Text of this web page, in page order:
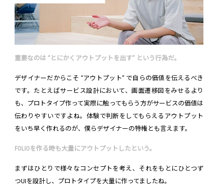
重要なのは “とにかくアウトプットを出す” という行為だ。
デザイナーだからこそ “アウトプット” で自らの価値を伝えるべき
です。たとえばサービス設計において、画面遷移図をみせるより
も、プロトタイプ作って実際に触ってもらう方がサービスの価値は
伝わりやすいですよね。体験で判断をしてもらえるアウトプット
をいち早く作れるのが、僕らデザイナーの特権とも言えます。
FOLIOを作る時も大量にアウトプットしたという。
まずはひとりで様々なコンセプトを考え、それをもとにひとつず
つUIを設計し、プロトタイプを大量に作ってましたね。